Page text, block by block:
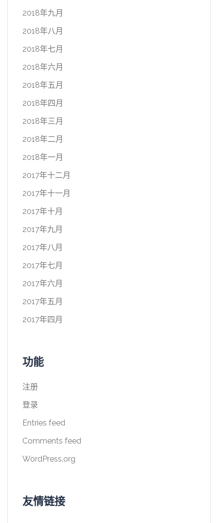
2018年九月
2018年八月
2018年七月
2018年六月
2018年五月
2018年四月
2018年三月
2018年二月
2018年一月
2017年十二月
2017年十一月
2017年十月
2017年九月
2017年八月
2017年七月
2017年六月
2017年五月
2017年四月
功能
注册
登录
Entries feed
Comments feed
WordPress.org
友情链接